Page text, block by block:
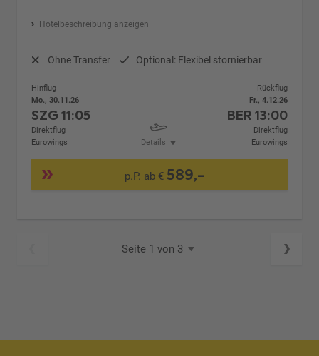
Hotelbeschreibung anzeigen
Ohne Transfer Optional: Flexibel stornierbar
Hinflug
Mo., 30.11.26
SZG11:05
Direktflug
Eurowings
Details
Rückflug
Fr., 4.12.26
BER 13:00
Direktflug
Eurowings
p.P. ab € 589,-
Seite 1 von 3